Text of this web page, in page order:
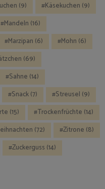
(9) Käsekuchen (9)
Mandeln (16)
Marzipan (6) Mohn (6)
(69)
Sahne (14)
Snack(7) Streusel (9)
(15) Trockenfrüchte (14)
(72) Zitrone (8)
Zuckerguss (14)